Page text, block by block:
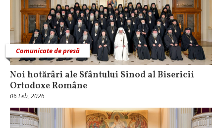
Comunicate de presă
Noi hotărâri ale Sfântului Sinod al Bisericii
Ortodoxe Române
06 Feb, 2026